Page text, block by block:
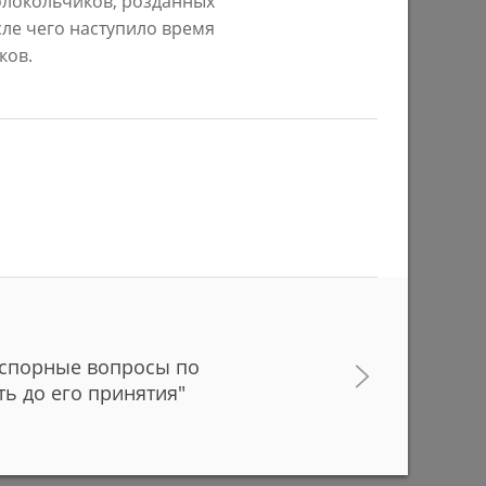
29/07/2026
году
В Казани предпринимателям начнут
27/07/2026
чего наступило время
вопросы по
до его принятия"